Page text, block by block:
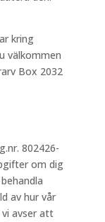
kring
välkommen
Box 2032
802426-
om dig
av hur vår
avser att